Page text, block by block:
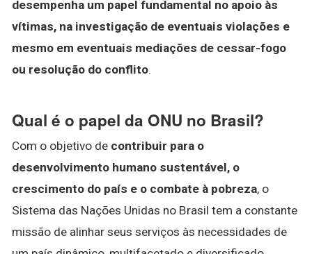
desempenha um papel fundamental no apoio às
vítimas, na investigação de eventuais violações e
mesmo em eventuais mediações de cessar-fogo
ou resolução do conflito.
Qual é o papel da ONU no Brasil?
Com o objetivo de contribuir para o
desenvolvimento humano sustentável, o
crescimento do país e o combate à pobreza, o
Sistema das Nações Unidas no Brasil tem a constante
missão de alinhar seus serviços às necessidades de